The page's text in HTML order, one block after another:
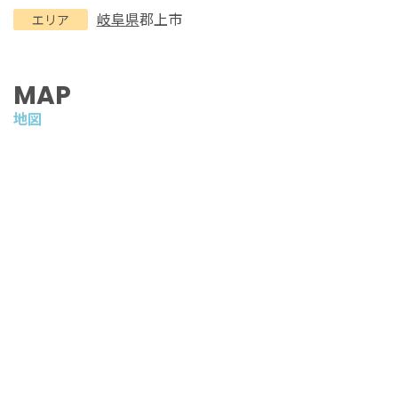
エリア 岐阜県郡上市
MAP
地図